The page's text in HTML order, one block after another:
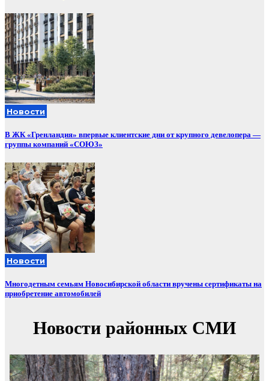
Новости
В ЖК «Гренландия» впервые клиентские дни от крупного девелопера —
группы компаний «СОЮЗ»
Новости
Многодетным семьям Новосибирской области вручены сертификаты на
приобретение автомобилей